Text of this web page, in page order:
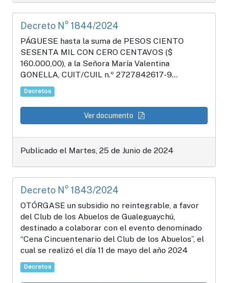
Decreto N° 1844/2024
PÁGUESE hasta la suma de PESOS CIENTO
SESENTA MIL CON CERO CENTAVOS ($
160.000,00), a la Señora María Valentina
GONELLA, CUIT/CUIL n.º 2727842617-9...
Decretos
Ver documento
Publicado el Martes, 25 de Junio de 2024
Decreto N° 1843/2024
OTÓRGASE un subsidio no reintegrable, a favor
del Club de los Abuelos de Gualeguaychú,
destinado a colaborar con el evento denominado
“Cena Cincuentenario del Club de los Abuelos”, el
cual se realizó el día 11 de mayo del año 2024
Decretos